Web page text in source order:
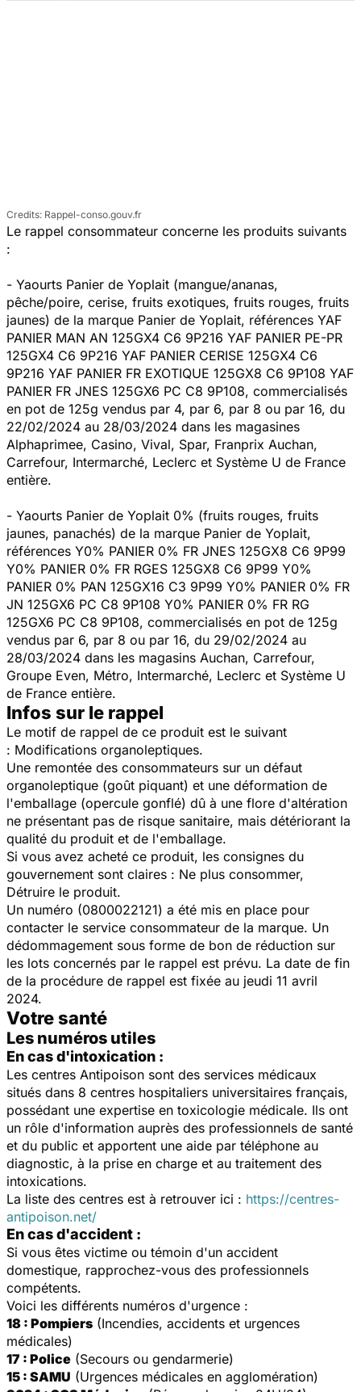
Rappel-conso.gouv.fr
Le rappel consommateur concerne les produits suivants
:
- Yaourts Panier de Yoplait (mangue/ananas,
pêche/poire, cerise, fruits exotiques, fruits rouges, fruits
jaunes) de la marque Panier de Yoplait, références YAF
PANIER MAN AN 125GX4 C6 9P216 YAF PANIER PE-PR
125GX4 C6 9P216 YAF PANIER CERISE 125GX4 C6
9P216 YAF PANIER FR EXOTIQUE 125GX8 C6 9P108 YAF
PANIER FR JNES 125GX6 PC C8 9P108, commercialisés
en pot de 125g vendus par 4, par 6, par 8 ou par 16, du
22/02/2024 au 28/03/2024 dans les magasines
Alphaprimee, Casino, Vival, Spar, Franprix Auchan,
Carrefour, Intermarché, Leclerc et Système U de France
entière.
- Yaourts Panier de Yoplait 0% (fruits rouges, fruits
jaunes, panachés) de la marque Panier de Yoplait,
références Y0% PANIER 0% FR JNES 125GX8 C6 9P99
Y0% PANIER 0% FR RGES 125GX8 C6 9P99 Y0%
PANIER 0% PAN 125GX16 C3 9P99 Y0% PANIER 0% FR
JN 125GX6 PC C8 9P108 Y0% PANIER 0% FR RG
125GX6 PC C8 9P108, commercialisés en pot de 125g
vendus par 6, par 8 ou par 16, du 29/02/2024 au
28/03/2024 dans les magasins Auchan, Carrefour,
Groupe Even, Métro, Intermarché, Leclerc et Système U
de France entière.
Infos sur le rappel
Le motif de rappel de ce produit est le suivant
: Modifications organoleptiques.
Une remontée des consommateurs sur un défaut
organoleptique (goût piquant) et une déformation de
l'emballage (opercule gonflé) dû à une flore d'altération
ne présentant pas de risque sanitaire, mais détériorant la
qualité du produit et de l'emballage.
Si vous avez acheté ce produit, les consignes du
gouvernement sont claires : Ne plus consommer,
Détruire le produit.
Un numéro (0800022121) a été mis en place pour
contacter le service consommateur de la marque. Un
dédommagement sous forme de bon de réduction sur
les lots concernés par le rappel est prévu. La date de fin
de la procédure de rappel est fixée au jeudi 11 avril
2024.
Votre santé
Les numéros utiles
En cas d'intoxication :
Les centres Antipoison sont des services médicaux
situés dans 8 centres hospitaliers universitaires français,
possédant une expertise en toxicologie médicale. Ils ont
un rôle d'information auprès des professionnels de santé
et du public et apportent une aide par téléphone au
diagnostic, à la prise en charge et au traitement des
intoxications.
La liste des centres est à retrouver ici : https://centres-
antipoison.net/
En cas d'accident :
Si vous êtes victime ou témoin d'un accident
domestique, rapprochez-vous des professionnels
compétents.
Voici les différents numéros d'urgence :
18 : Pompiers (Incendies, accidents et urgences
médicales)
17 : Police (Secours ou gendarmerie)
15 : SAMU (Urgences médicales en agglomération)